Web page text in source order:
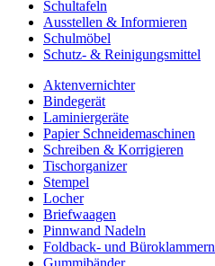
Schultafeln
Ausstellen & Informieren
Schulmöbel
Schutz- & Reinigungsmittel
Aktenvernichter
Bindegerät
Laminiergeräte
Papier Schneidemaschinen
Schreiben & Korrigieren
Tischorganizer
Stempel
Locher
Briefwaagen
Pinnwand Nadeln
Foldback- und Büroklammern
Gummibänder